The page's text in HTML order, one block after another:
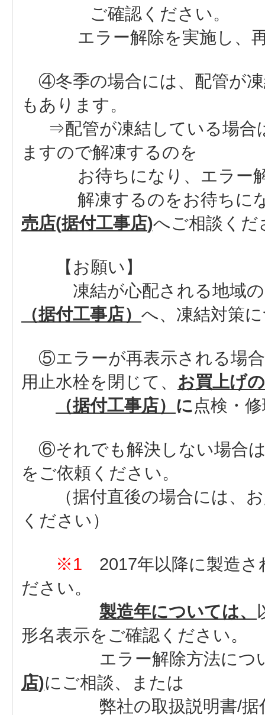
ご確認ください。
エラー解除を実施し、再
④冬季の場合には、配管が
もあります。
⇒配管が凍結している場合
ますので解凍するのを
お待ちになり、エラー解
解凍するのをお待ちにな
売店(据付工事店)へご相談くだ
【お願い】
凍結が心配される地域の
（据付工事店） へ、凍結対策
⑤エラーが再表示される場
用止水栓を閉じて、 お買上げ
（据付工事店） に点検・
⑥それでも解決しない場合
をご依頼ください。
（据付直後の場合には、お
ください）
※1 2017年以降に製造
ださい。
製造年については、
形名表示をご確認ください。
エラー解除方法につ
店)にご相談、または
弊社の取扱説明書/据付